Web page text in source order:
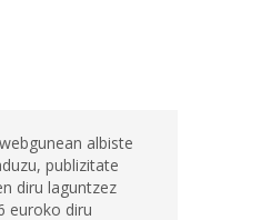
albiste
publizitate
diru laguntzez
euroko diru